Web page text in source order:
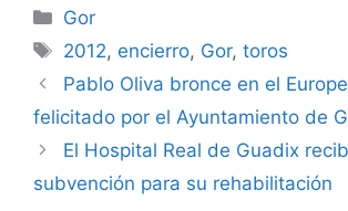
Categorías
Gor
Etiquetas
2012, encierro, Gor,toros
Pablo Oliva bronce en el
felicitado por el Ayuntamiento de
El Hospital Real de Guadix
subvención para su rehabilitación